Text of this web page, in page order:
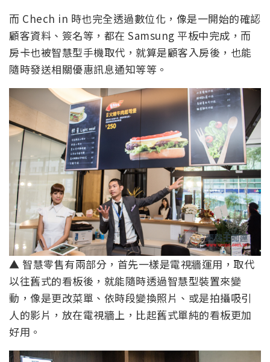
而 Chech in 時也完全透過數位化，像是一開始的確認
顧客資料、簽名等，都在 Samsung 平板中完成，而
房卡也被智慧型手機取代，就算是顧客入房後，也能
隨時發送相關優惠訊息通知等等。
▲ 智慧零售有兩部分，首先一樣是電視牆運用，取代
以往舊式的看板後，就能隨時透過智慧型裝置來變
動，像是更改菜單、依時段變換照片、或是拍攝吸引
人的影片，放在電視牆上，比起舊式單純的看板更加
好用。